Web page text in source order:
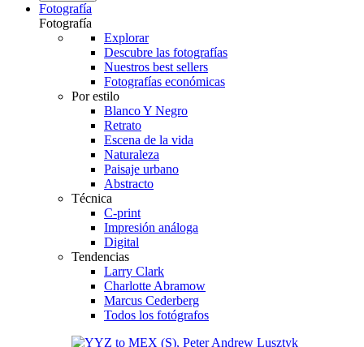
Fotografía
Fotografía
Explorar
Descubre las fotografías
Nuestros best sellers
Fotografías económicas
Por estilo
Blanco Y Negro
Retrato
Escena de la vida
Naturaleza
Paisaje urbano
Abstracto
Técnica
C-print
Impresión análoga
Digital
Tendencias
Larry Clark
Charlotte Abramow
Marcus Cederberg
Todos los fotógrafos